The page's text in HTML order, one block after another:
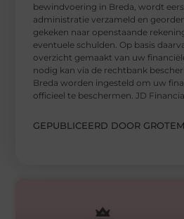
bewindvoering in Breda, wordt
administratie verzameld en
gekeken naar openstaande
eventuele schulden. Op basis
overzicht gemaakt van uw
nodig kan via de rechtbank
Breda worden ingesteld om uw
officieel te beschermen. JD
GEPUBLICEERD DOOR